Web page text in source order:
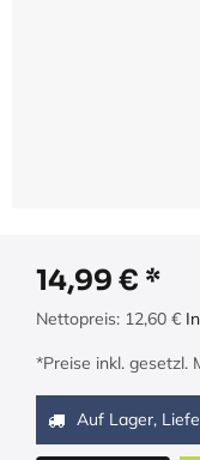
14,99 €
Nettopreis: 12,60 €
*Preise inkl. gesetzl.
Auf Lager,